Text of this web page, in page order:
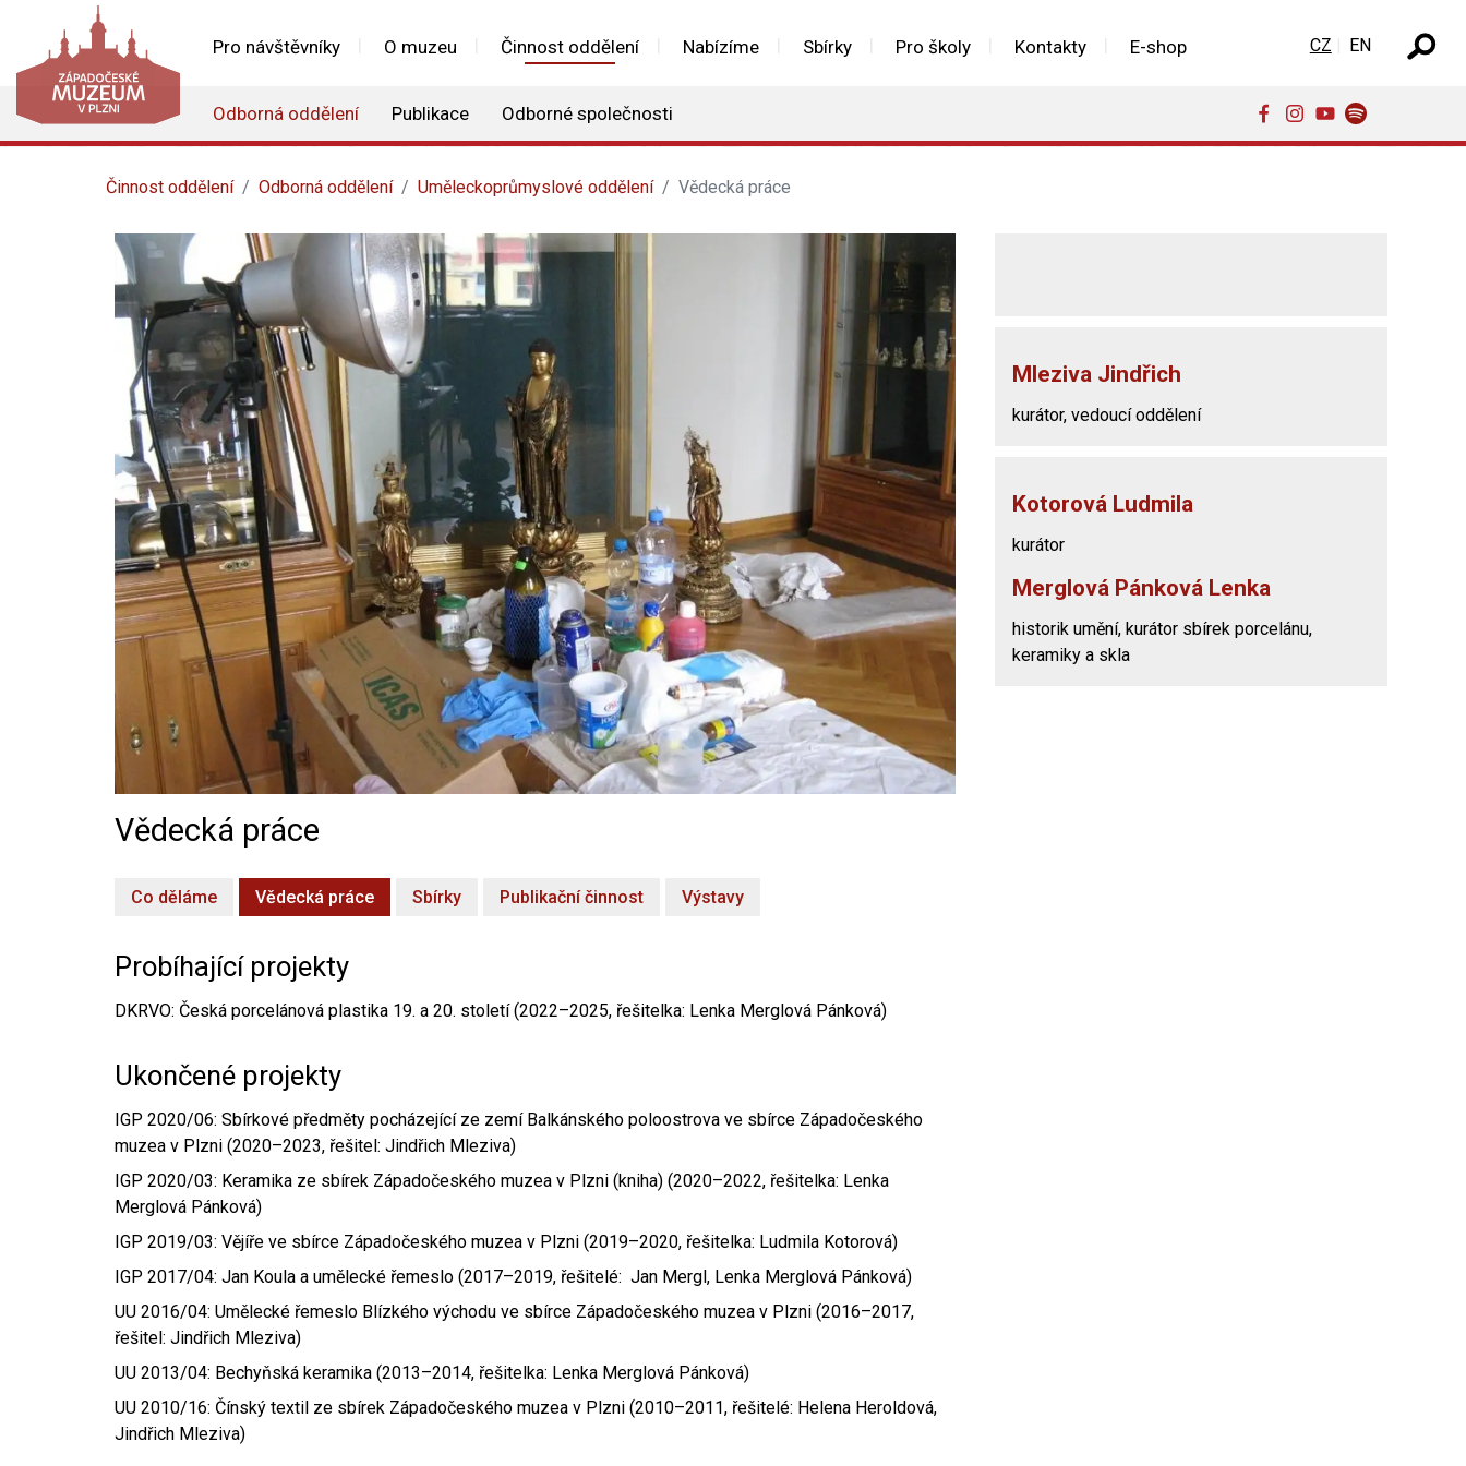
Pro návštěvníky O muzeu Činnost oddělení Nabízíme Sbírky Pro školy Kontakty E-shop
Odborná oddělení Publikace Odborné společnosti
Zvolte jazyk
CZ EN
Činnost oddělení Odborná oddělení Uměleckoprůmyslové oddělení Vědecká práce
Vědecká práce
Co děláme Vědecká práce Sbírky Publikační činnost Výstavy
Probíhající projekty
DKRVO: Česká porcelánová plastika 19. a 20. století (2022–2025, řešitelka: Lenka Merglová Pánková)
Ukončené projekty
IGP 2020/06: Sbírkové předměty pocházející ze zemí Balkánského poloostrova ve sbírce Západočeského
muzea v Plzni (2020–2023, řešitel: Jindřich Mleziva)
IGP 2020/03: Keramika ze sbírek Západočeského muzea v Plzni (kniha) (2020–2022, řešitelka: Lenka
Merglová Pánková)
IGP 2019/03: Vějíře ve sbírce Západočeského muzea v Plzni (2019–2020, řešitelka: Ludmila Kotorová)
IGP 2017/04: Jan Koula a umělecké řemeslo (2017–2019, řešitelé: Jan Mergl, Lenka Merglová Pánková)
UU 2016/04: Umělecké řemeslo Blízkého východu ve sbírce Západočeského muzea v Plzni (2016–2017,
řešitel: Jindřich Mleziva)
UU 2013/04: Bechyňská keramika (2013–2014, řešitelka: Lenka Merglová Pánková)
UU 2010/16: Čínský textil ze sbírek Západočeského muzea v Plzni (2010–2011, řešitelé: Helena Heroldová,
Jindřich Mleziva)
Mleziva Jindřich
kurátor, vedoucí oddělení
Kotorová Ludmila
kurátor
Merglová Pánková Lenka
historik umění, kurátor sbírek porcelánu,
keramiky a skla